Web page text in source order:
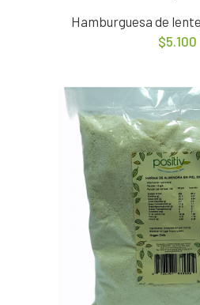
Hamburguesa de
$5.100